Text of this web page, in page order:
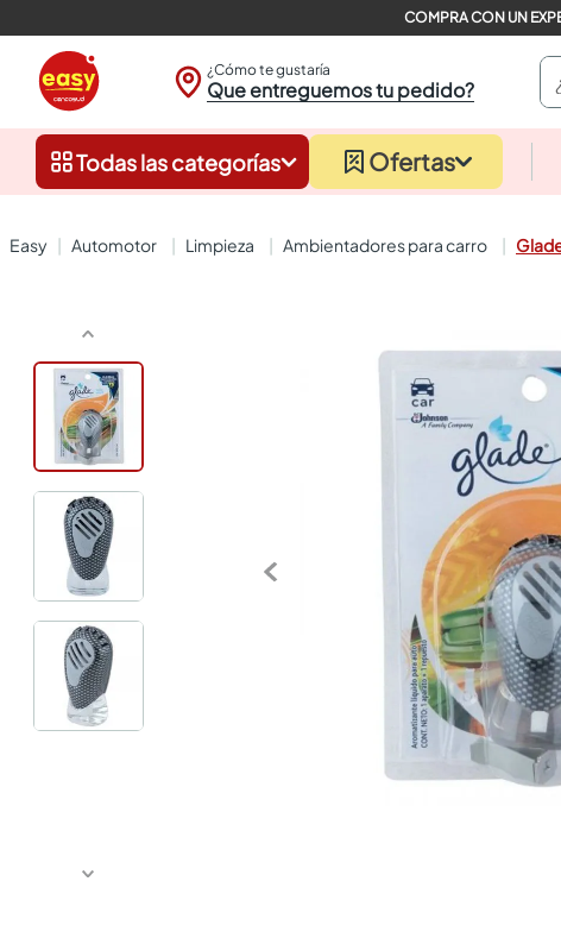
¿Cómo te gustaría
Que entreguemos tu pedido?
Todas las categorías Ofertas
automotor limpieza ambientadores para carro